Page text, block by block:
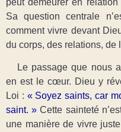
Sa question centrale
comment vivre devant
du corps, des relations, de
Le passage que nous
en est le cœur. Dieu y
Loi : « Soyez saints, car
saint. » Cette sainteté
une manière de vivre